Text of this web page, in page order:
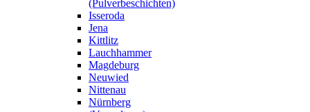
(Pulverbeschichten)
Isseroda
Jena
Kittlitz
Lauchhammer
Magdeburg
Neuwied
Nittenau
Nürnberg